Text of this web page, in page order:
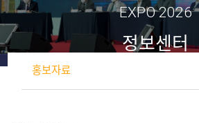
EXPO 2026
정보센터
홍보자료